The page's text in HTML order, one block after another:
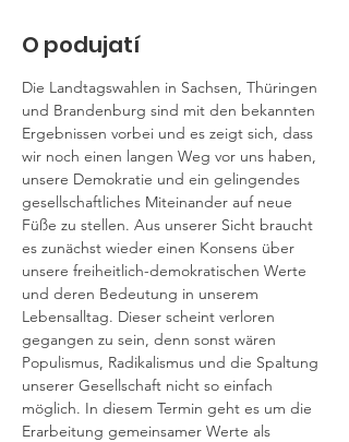
O podujatí
Die Landtagswahlen in Sachsen, Thüringen
und Brandenburg sind mit den bekannten
Ergebnissen vorbei und es zeigt sich, dass
wir noch einen langen Weg vor uns haben,
unsere Demokratie und ein gelingendes
gesellschaftliches Miteinander auf neue
Füße zu stellen. Aus unserer Sicht braucht
es zunächst wieder einen Konsens über
unsere freiheitlich-demokratischen Werte
und deren Bedeutung in unserem
Lebensalltag. Dieser scheint verloren
gegangen zu sein, denn sonst wären
Populismus, Radikalismus und die Spaltung
unserer Gesellschaft nicht so einfach
möglich. In diesem Termin geht es um die
Erarbeitung gemeinsamer Werte als